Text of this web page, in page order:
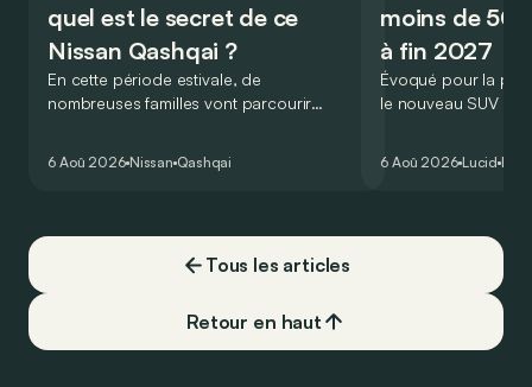
quel est le secret de ce
Nissan Qashqai ?
En cette période estivale, de
nombreuses familles vont parcourir
Qashqai e-Power, il serait possible de
6 Aoû 2026 Nissan Qashqai
moins de
à fin 2027
Évoqué pour la
le nouveau SUV
l’année 2026.
6 Aoû 2026 Lucid
Tous les articles
Retour en haut